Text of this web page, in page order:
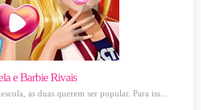
e Barbie Rivais
as duas querem ser popular. Para iss...